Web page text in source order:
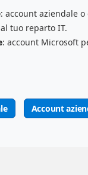
: account aziendale
tuo reparto IT.
: account Microsoft
Account